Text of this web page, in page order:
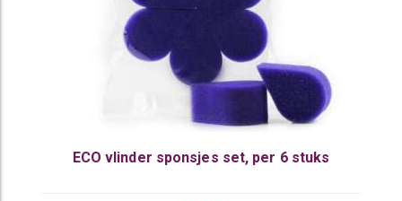
ECO vlinder sponsjes set, per 6 stuks